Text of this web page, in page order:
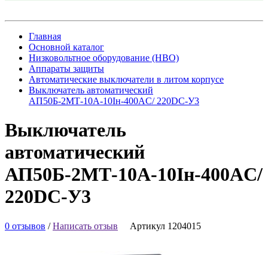
Главная
Основной каталог
Низковольтное оборудование (НВО)
Аппараты защиты
Автоматические выключатели в литом корпусе
Выключатель автоматический
АП50Б-2МТ-10А-10Iн-400AC/ 220DC-У3
Выключатель
автоматический
АП50Б-2МТ-10А-10Iн-400AC/
220DC-У3
0 отзывов /Написать отзыв Артикул 1204015